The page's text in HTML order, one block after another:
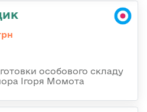
особового складу
Ігоря Момота